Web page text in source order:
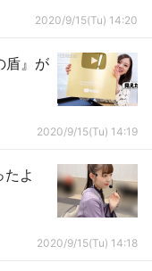
2020/9/15(Tu) 14:20
盾』が
2020/9/15(Tu) 14:19
たよ
2020/9/15(Tu) 14:18